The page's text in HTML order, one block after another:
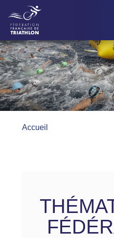
Accueil
Panneau de gestion des